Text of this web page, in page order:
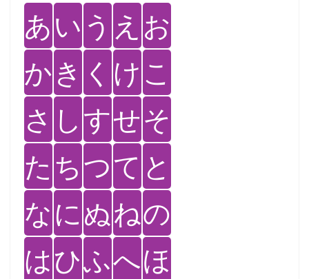
あい う え お
かき く けこ
さ しすせそ
た ちつて と
なにぬねの
はひふへほ